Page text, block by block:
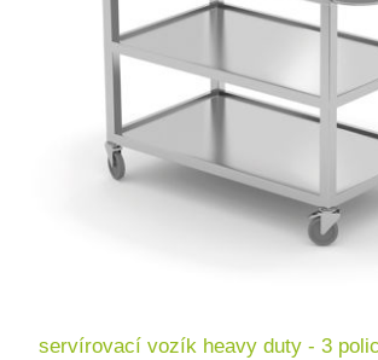
servírovací vozík heavy duty - 3